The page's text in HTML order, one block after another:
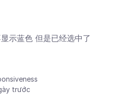
示蓝色 但是已经选中了
trước